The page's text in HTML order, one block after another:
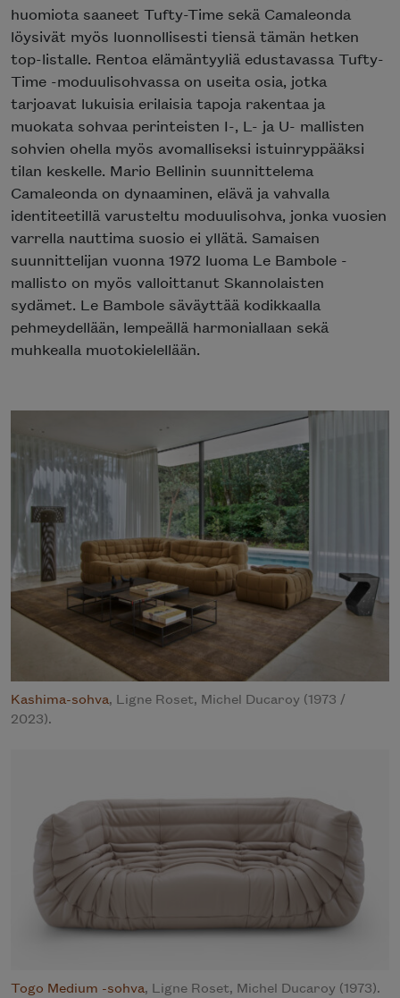
huomiota saaneet Tufty-Time sekä Camaleonda
löysivät myös luonnollisesti tiensä tämän hetken
top-listalle. Rentoa elämäntyyliä edustavassa Tufty-
Time -moduulisohvassa on useita osia, jotka
tarjoavat lukuisia erilaisia tapoja rakentaa ja
muokata sohvaa perinteisten I-, L- ja U- mallisten
sohvien ohella myös avomalliseksi istuinryppääksi
tilan keskelle. Mario Bellinin suunnittelema
Camaleonda on dynaaminen, elävä ja vahvalla
identiteetillä varusteltu moduulisohva, jonka vuosien
varrella nauttima suosio ei yllätä. Samaisen
suunnittelijan vuonna 1972 luoma Le Bambole -
mallisto on myös valloittanut Skannolaisten
sydämet. Le Bambole säväyttää kodikkaalla
pehmeydellään, lempeällä harmoniallaan sekä
muhkealla muotokielellään.
Kashima-sohva, Ligne Roset, Michel Ducaroy (1973 /
2023).
Togo Medium -sohva, Ligne Roset, Michel Ducaroy (1973).